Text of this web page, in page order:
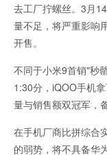
去工厂拧螺丝。3月
量不足，将严重影响
开售。
不同于小米9首销"秒
1:30分，iQOO手机
量与销售额双冠军，
在手机厂商比拼综合
的弱势，将不具备华